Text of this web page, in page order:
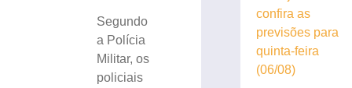
Segundo
a Polícia
Militar, os
policiais
Justiça
reconhece
adoção